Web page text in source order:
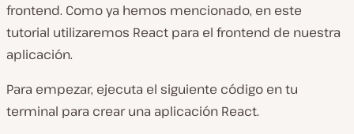
frontend. Como ya hemos mencionado, en este
tutorial utilizaremos React para el frontend de nuestra
aplicación.
Para empezar, ejecuta el siguiente código en tu
terminal para crear una aplicación React.